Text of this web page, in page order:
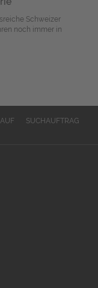
Schweizer
noch immer in
SUCHAUFTRAG